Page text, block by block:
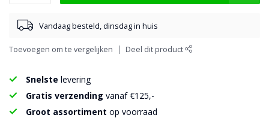
Vandaag besteld, dinsdag in huis
Toevoegen om te vergelijken Deel dit product
Snelste levering
Gratis verzending vanaf €125,-
Groot assortiment op voorraad